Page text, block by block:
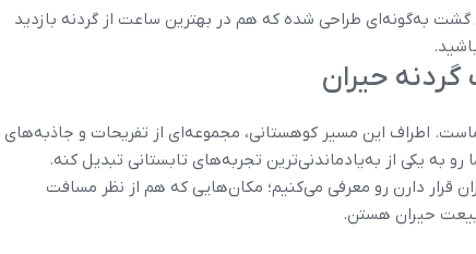
گشت به‌گونه‌ای طراحی شده که هم در بهترین ساعت از گردنه بازدید
حیران
اطراف این مسیر کوهستانی، مجموعه‌ای از تفریحات و جاذبه‌های
به یکی از به‌یادماندنی‌ترین تجربه‌های تابستانی تبدیل کنه.
قرار دارن رو معرفی می‌کنیم؛ مکان‌هایی که هم از نظر مسافت
حیران هستن.